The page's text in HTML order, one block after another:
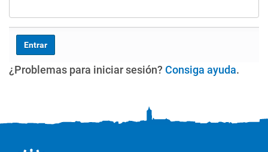
¿Problemas para iniciar sesión? Consiga ayuda.